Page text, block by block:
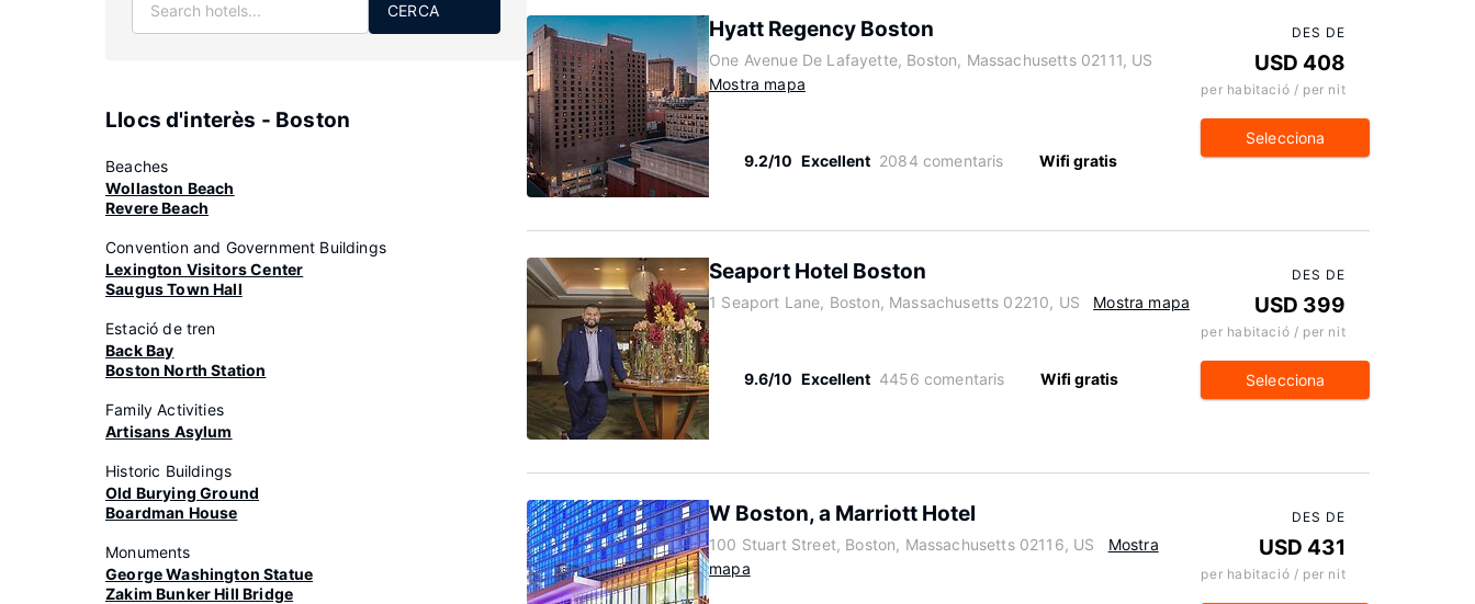
CERCA
Llocs d'interès - Boston
Beaches
Wollaston Beach
Revere Beach
Convention and Government Buildings
Lexington Visitors Center
Saugus Town Hall
Estació de tren
Back Bay
Boston North Station
Family Activities
Artisans Asylum
Historic Buildings
Old Burying Ground
Boardman House
Monuments
George Washington Statue
Zakim Bunker Hill Bridge
Hyatt Regency Boston
One Avenue De Lafayette, Boston, Massachusetts 02111, US
Mostra mapa
9.2/10 Excellent 2084 comentaris Wifi gratis
DES DE
USD 408
per habitació / per nit
Selecciona
Seaport Hotel Boston
1 Seaport Lane, Boston, Massachusetts 02210, US Mostra mapa
9.6/10 Excellent 4456 comentaris Wifi gratis
DES DE
USD 399
per habitació / per nit
Selecciona
W Boston, a Marriott Hotel
100 Stuart Street, Boston, Massachusetts 02116, US
Mostra
mapa
DES DE
USD 431
per habitació / per nit